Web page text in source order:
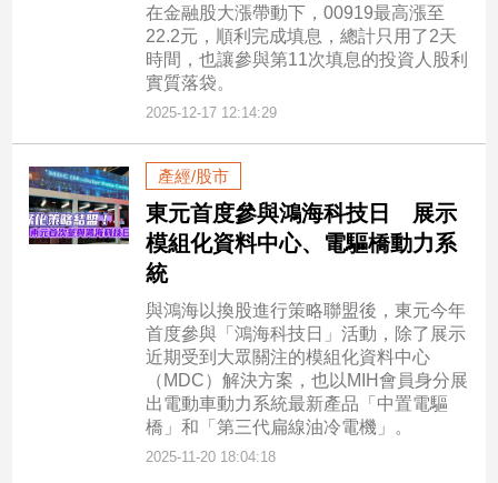
在金融股大漲帶動下，00919最高漲至
22.2元，順利完成填息，總計只用了2天
時間，也讓參與第11次填息的投資人股利
實質落袋。
2025-12-17 12:14:29
產經/股市
東元首度參與鴻海科技日 展示
模組化資料中心、電驅橋動力系
統
與鴻海以換股進行策略聯盟後，東元今年
首度參與「鴻海科技日」活動，除了展示
近期受到大眾關注的模組化資料中心
（MDC）解決方案，也以MIH會員身分展
出電動車動力系統最新產品「中置電驅
橋」和「第三代扁線油冷電機」。
2025-11-20 18:04:18